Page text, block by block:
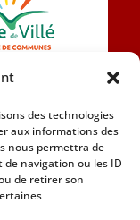
des technologies
aux informations des
nous permettra de
navigation ou les ID
de retirer son
section théâtre
à notre
la Marque